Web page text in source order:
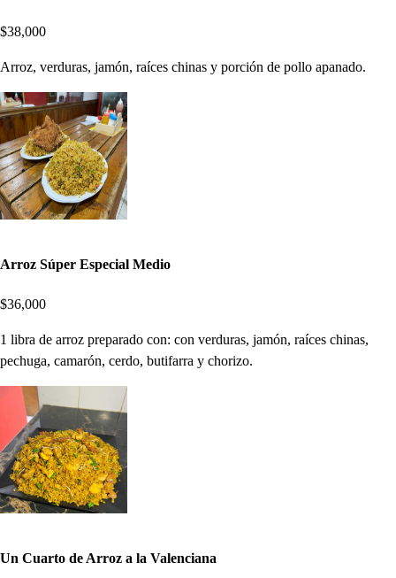
$38,000
Arroz, verduras, jamón, raíces chinas y porción de pollo apanado.
Arroz Súper Especial Medio
$36,000
1 libra de arroz preparado con: con verduras, jamón, raíces chinas,
pechuga, camarón, cerdo, butifarra y chorizo.
Un Cuarto de Arroz a la Valenciana